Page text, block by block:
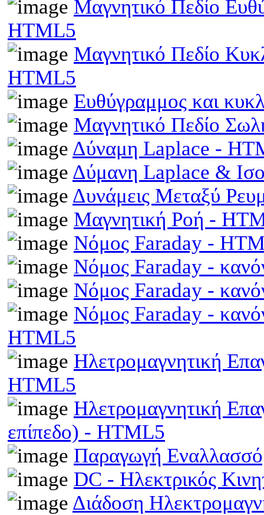
Μαγνητικό Πεδίο
HTML5
Μαγνητικό Πεδίο
HTML5
Ευθύγραμμος και
Μαγνητικό Πεδίο
Δύναμη Laplace -
Δύμανη Laplace &
Δυνάμεις Μεταξύ
Μαγνητική Ροή -
Νόμος Faraday -
Νόμος Faraday -
Νόμος Faraday -
Νόμος Faraday -
HTML5
Ηλετρομαγνητική
HTML5
Ηλετρομαγνητική
επίπεδο) - HTML5
Παραγωγή
DC - Ηλεκτρικός
Διάδοση